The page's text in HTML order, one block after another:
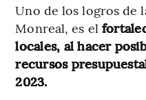
Uno de los logros de
Monreal, es el
locales, al hacer
recursos
2023.